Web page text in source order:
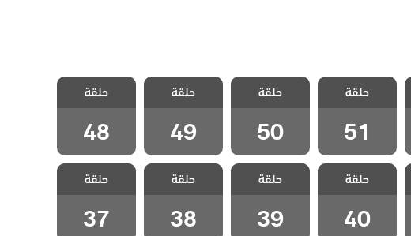
مسلسل صلاح
الدين الايوبي
الحلقة 51
حلقة
51
مسلسل صلاح
الدين الايوبي
الحلقة 50
حلقة
50
مسلسل صلاح
الدين الايوبي
الحلقة 49
حلقة
49
مسلسل صلاح
الدين الايوبي
الحلقة 48
حلقة
48
مسلسل صلاح
الدين الايوبي
الحلقة 40
حلقة
40
مسلسل صلاح
الدين الايوبي
الحلقة 39
حلقة
39
مسلسل صلاح
الدين الايوبي
الحلقة 38
حلقة
38
مسلسل صلاح
الدين الايوبي
الحلقة 37
حلقة
37